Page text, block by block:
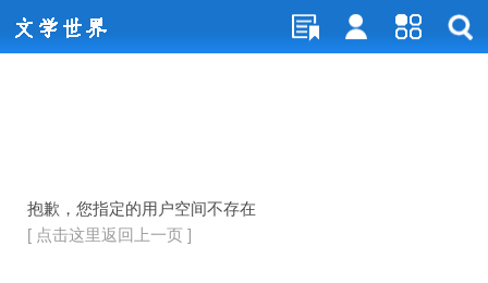
抱歉，您指定的用户空间不存在
[ 点击这里返回上一页 ]